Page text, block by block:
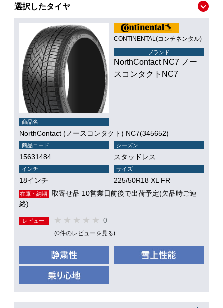
選択したタイヤ
CONTINENTAL(コンチネンタル)
ブランド
NorthContact NC7 ノー
スコンタクトNC7
商品名
NorthContact (ノースコンタクト) NC7(345652)
商品コード
15631484
シーズン
スタッドレス
インチ
18インチ
サイズ
225/50R18 XL FR
在庫・納期
取寄せ品 10営業日前後で出荷予定(欠品時ご連
絡)
レビュー 0
(0件のレビューを見る)